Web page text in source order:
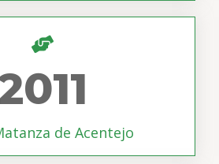
de Acentejo